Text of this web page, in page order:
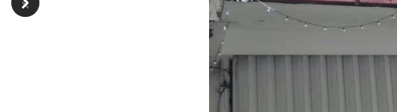
Previous
Next